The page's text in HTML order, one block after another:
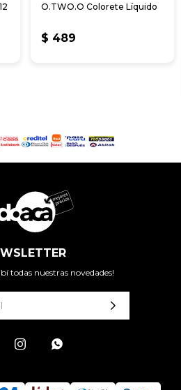
O.TWO.O Colorete Líquido
$ 489
todas nuestras novedades!
 